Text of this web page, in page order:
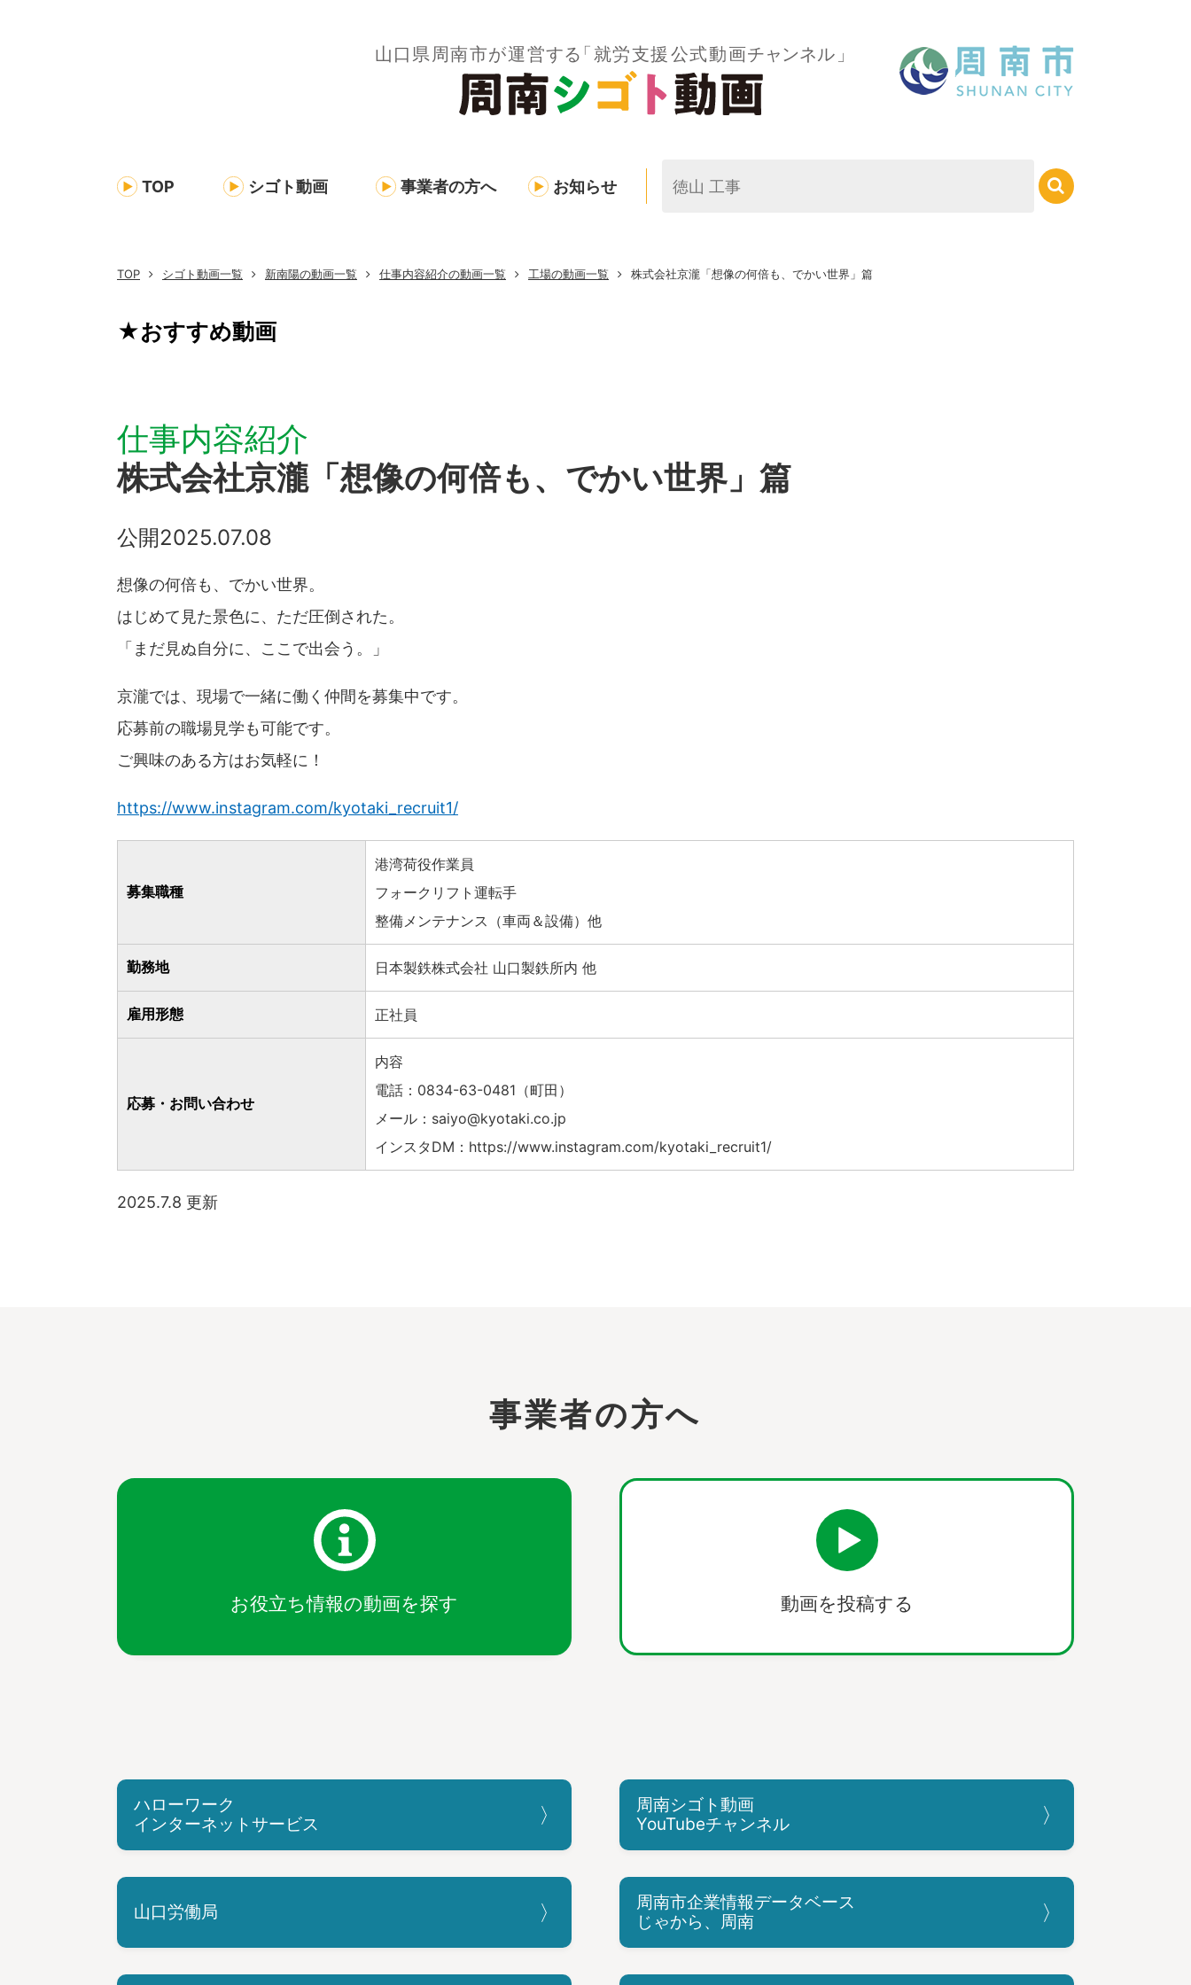
TOP シゴト動画 事業者の方へ お知らせ
TOP シゴト動画一覧 新南陽の動画一覧 仕事内容紹介の動画一覧 工場の動画一覧 株式会社京瀧「想像の何倍も、でかい世界」篇
★おすすめ動画
仕事内容紹介
株式会社京瀧「想像の何倍も、でかい世界」篇
公開2025.07.08
想像の何倍も、でかい世界。
はじめて見た景色に、ただ圧倒された。
「まだ見ぬ自分に、ここで出会う。」
京瀧では、現場で一緒に働く仲間を募集中です。
応募前の職場見学も可能です。
ご興味のある方はお気軽に！
https://www.instagram.com/kyotaki_recruit1/
募集職種
港湾荷役作業員
フォークリフト運転手
整備メンテナンス（車両＆設備）他
勤務地 日本製鉄株式会社 山口製鉄所内 他
雇用形態 正社員
応募・お問い合わせ
内容
電話： 0834-63-0481 （町田）
メール： saiyo@kyotaki.co.jp
インスタDM： https://www.instagram.com/kyotaki_recruit1/
2025.7.8 更新
事業者の方へ
お役立ち情報の動画を探す 動画を投稿する
ハローワーク
インターネットサービス
周南シゴト動画
YouTubeチャンネル
山口労働局
周南市企業情報データベース
じゃから、周南